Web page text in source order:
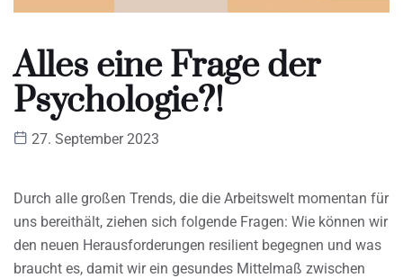
Alles eine Frage der
Psychologie?!
27. September 2023
Durch alle großen Trends, die die Arbeitswelt momentan für
uns bereithält, ziehen sich folgende Fragen: Wie können wir
den neuen Herausforderungen resilient begegnen und was
braucht es, damit wir ein gesundes Mittelmaß zwischen